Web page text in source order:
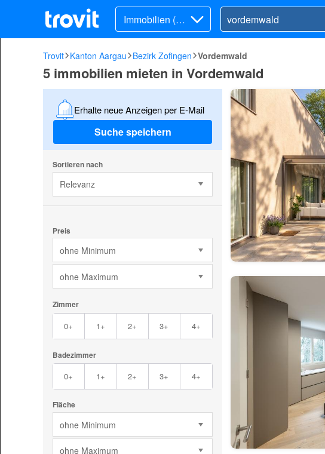
Immobilien (Mi
ete)
Trovit Kanton Aargau Bezirk Zofingen Vordemwald
5 immobilien mieten in Vordemwald
Erhalte neue Anzeigen per E-Mail
Suche speichern
Sortieren nach
Relevanz
Preis
ohne Minimum
ohne Maximum
Zimmer
0+ 1+ 2+ 3+ 4+
Badezimmer
0+ 1+ 2+ 3+ 4+
Fläche
ohne Minimum
ohne Maximum